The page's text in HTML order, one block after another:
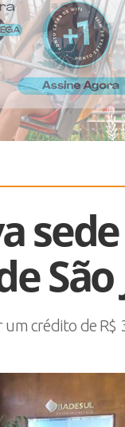
São
crédito de